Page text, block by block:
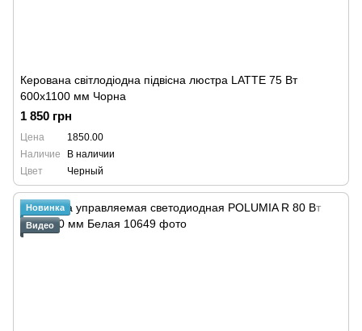
Керована світлодіодна підвісна люстра LATTE 75 Вт
600x1100 мм Чорна
1 850 грн
Цена
1850.00
Наличие
В наличии
Цвет
Черный
Новинка
Видео